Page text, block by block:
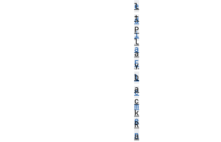
e
d
i
a
E
l
e
m
e
n
l
t
P
l
a
y
b
a
c
k
R
a